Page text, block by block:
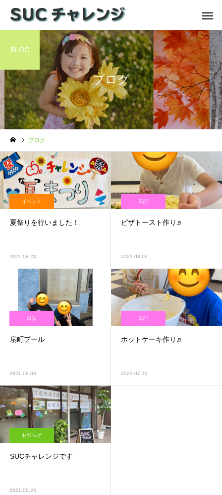
ブログ
BLOG
ブログ
イベント
夏祭りを行いました！
2021.08.24
日記
ピザトースト作り♬
2021.08.06
日記
扇町プール
2021.08.03
日記
ホットケーキ作り♬
2021.07.12
お知らせ
SUCチャレンジです
2021.06.26